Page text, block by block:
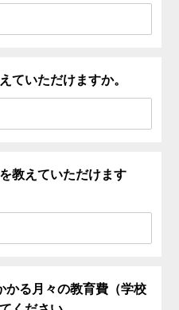
ていただけますか。
教えていただけます
かる月々の教育費（学校